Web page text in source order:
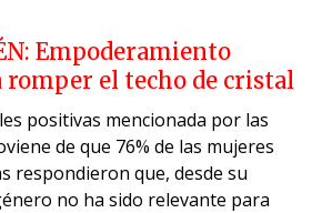
Empoderamiento
romper el techo de cristal
positivas mencionada por las
de que 76% de las mujeres
respondieron que, desde su
no ha sido relevante para